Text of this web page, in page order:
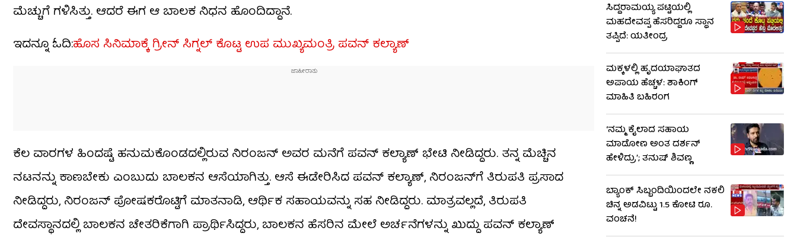
ಮೆಚ್ಚುಗೆ ಗಳಿಸಿತ್ತು. ಆದರೆ ಈಗ ಆ ಬಾಲಕ ನಿಧನ ಹೊಂದಿದ್ದಾನೆ.
ಇದನ್ನೂ ಓದಿ:ಹೊಸ ಸಿನಿಮಾಕ್ಕೆ ಗ್ರೀನ್ ಸಿಗ್ನಲ್ ಕೊಟ್ಟ ಉಪ ಮುಖ್ಯಮಂತ್ರಿ ಪವನ್ ಕಲ್ಯಾಣ್
ಕೆಲ ವಾರಗಳ ಹಿಂದಷ್ಟೆ ಹನುಮಕೊಂಡದಲ್ಲಿರುವ ನಿರಂಜನ್ ಅವರ ಮನೆಗೆ ಪವನ್ ಕಲ್ಯಾಣ್ ಭೇಟಿ ನೀಡಿದ್ದರು. ತನ್ನ ಮೆಚ್ಚಿನ
ನಟನನ್ನು ಕಾಣಬೇಕು ಎಂಬುದು ಬಾಲಕನ ಆಸೆಯಾಗಿತ್ತು. ಆಸೆ ಈಡೇರಿಸಿದ ಪವನ್ ಕಲ್ಯಾಣ್, ನಿರಂಜನ್​​ಗೆ ತಿರುಪತಿ ಪ್ರಸಾದ
ನೀಡಿದ್ದರು, ನಿರಂಜನ್ ಪೋಷಕರೊಟ್ಟಿಗೆ ಮಾತನಾಡಿ, ಆರ್ಥಿಕ ಸಹಾಯವನ್ನು ಸಹ ನೀಡಿದ್ದರು. ಮಾತ್ರವಲ್ಲದೆ, ತಿರುಪತಿ
ದೇವಸ್ಥಾನದಲ್ಲಿ ಬಾಲಕನ ಚೇತರಿಕೆಗಾಗಿ ಪ್ರಾರ್ಥಿಸಿದ್ದರು, ಬಾಲಕನ ಹೆಸರಿನ ಮೇಲೆ ಅರ್ಚನೆಗಳನ್ನು ಖುದ್ದು ಪವನ್ ಕಲ್ಯಾಣ್
ಸಿದ್ದರಾಮಯ್ಯ ಪಟ್ಟಿಯಲ್ಲಿ
ಮಹದೇವಪ್ಪ ಹೆಸರಿದ್ದರೂ ಸ್ಥಾನ
ತಪ್ಪಿದೆ: ಯತೀಂದ್ರ
ಮಕ್ಕಳಲ್ಲಿ ಹೃದಯಾಘಾತದ
ಅಪಾಯ ಹೆಚ್ಚಳ: ಶಾಕಿಂಗ್​​
ಮಾಹಿತಿ ಬಹಿರಂಗ
‘ನಮ್ಮ ಕೈಲಾದ ಸಹಾಯ
ಮಾಡೋಣ ಅಂತ ದರ್ಶನ್
ಹೇಳಿದ್ರು’; ತನುಷ್ ಶಿವಣ್ಣ
ಬ್ಯಾಂಕ್ ಸಿಬ್ಬಂದಿಯಿಂದಲೇ ನಕಲಿ
ಚಿನ್ನ ಅಡವಿಟ್ಟು 1.5 ಕೋಟಿ ರೂ.
ವಂಚನೆ!